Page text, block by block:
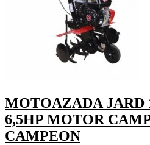
MOTOAZADA JARD
6,5HP MOTOR
CAMPEON